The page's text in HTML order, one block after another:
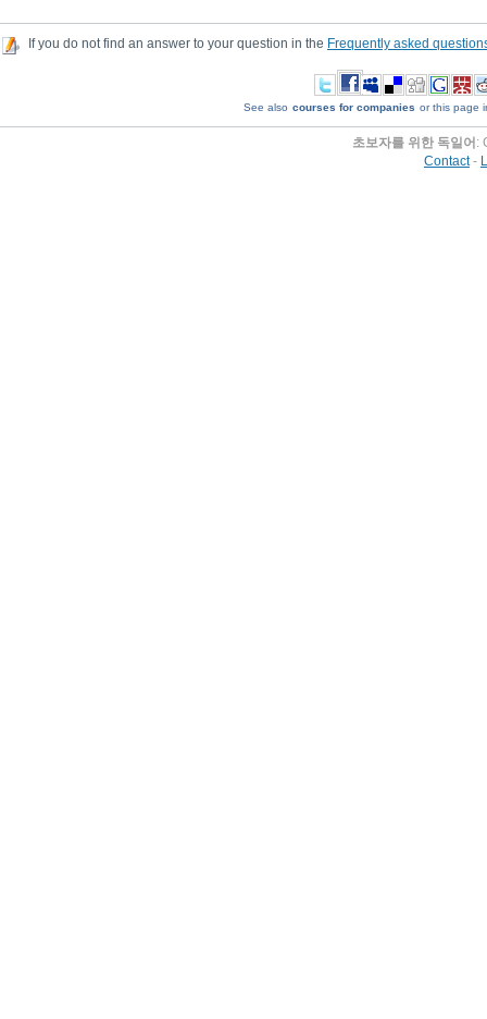
If you do not find an answer to your question in the Frequently asked
See also courses for companies or this page
초보자를 위한 독일어 :
Contact-